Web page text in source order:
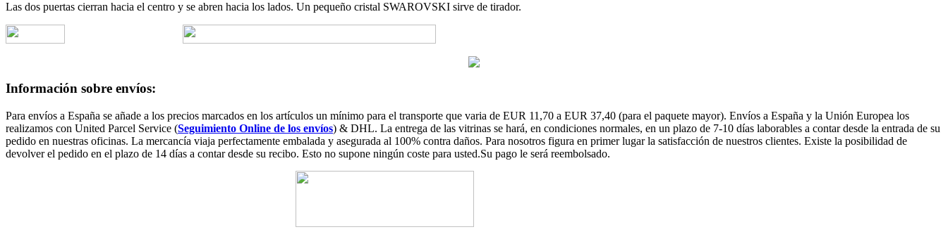
Las dos puertas cierran hacia el centro y se abren hacia los lados. Un pequeño cristal SWAROVSKI sirve de tirador.
Información sobre envíos:
Para envíos a España se añade a los precios marcados en los artículos un mínimo para el transporte que varia de EUR 11,70 a EUR 37,40 (para el paquete mayor). Envíos a España y la Unión Europea los
realizamos con United Parcel Service (Seguimiento Online de los envíos) & DHL. La entrega de las vitrinas se hará, en condiciones normales, en un plazo de 7-10 días laborables a contar desde la entrada de su
pedido en nuestras oficinas. La mercancía viaja perfectamente embalada y asegurada al 100% contra daños. Para nosotros figura en primer lugar la satisfacción de nuestros clientes. Existe la posibilidad de
devolver el pedido en el plazo de 14 días a contar desde su recibo. Esto no supone ningún coste para usted.Su pago le será reembolsado.